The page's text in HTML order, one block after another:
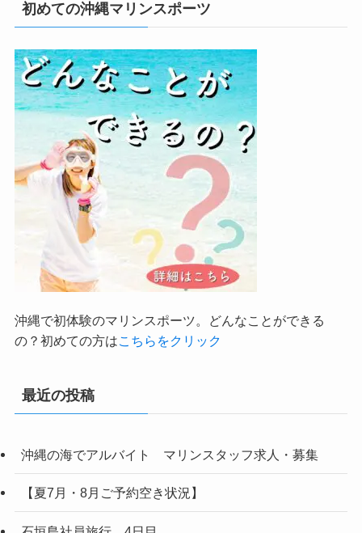
初めての沖縄マリンスポーツ
沖縄で初体験のマリンスポーツ。どんなことができる
の？初めての方はこちらをクリック
最近の投稿
沖縄の海でアルバイト マリンスタッフ求人・募集
【夏7月・8月ご予約空き状況】